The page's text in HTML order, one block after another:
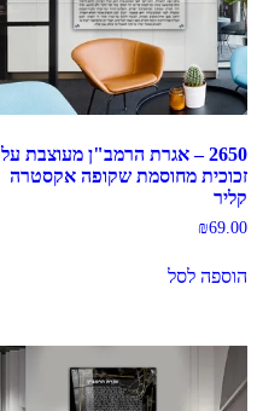
2650 – אגרת הרמב"ן מעוצבת על
זכוכית מחוסמת שקופה אקסטרה
קליר
₪69.00
הוספה לסל